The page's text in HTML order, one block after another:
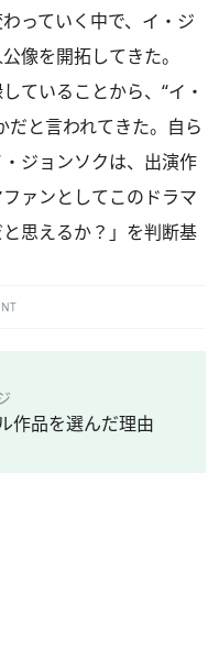
っていく中で、イ・ジ
像を開拓してきた。
ていることから、“イ・
だと言われてきた。自ら
ジョンソクは、出演作
ァンとしてこのドラマ
思えるか？」を判断基
作品を選んだ理由